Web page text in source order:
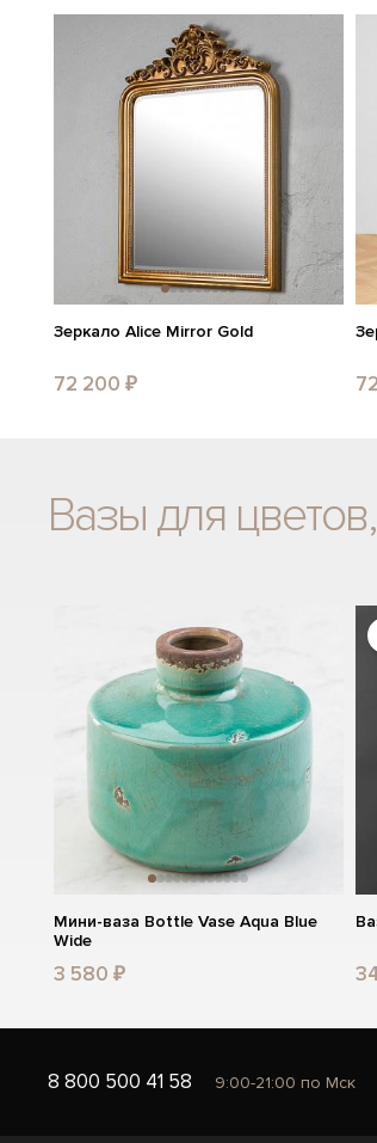
Зеркало Alice Mirror Gold
72 200 ₽
Вазы для
Мини-ваза Bottle Vase Aqua Blue
Wide
3 580 ₽
8 800 500 41 58 9:00-21:00 по Мск